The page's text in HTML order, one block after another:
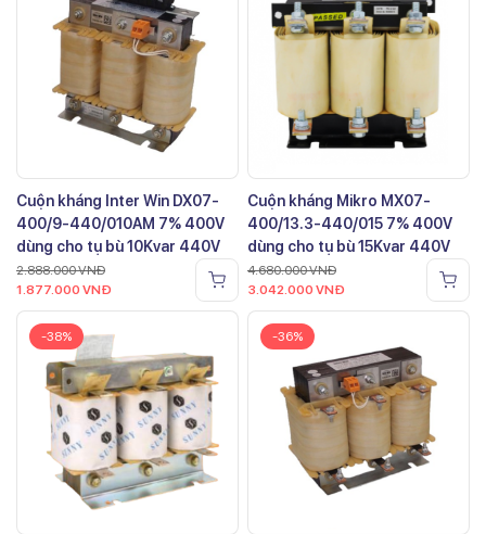
Cuộn kháng Inter Win DX07-
400/9-440/010AM 7% 400V
dùng cho tụ bù 10Kvar 440V
2.888.000VNĐ
1.877.000 VNĐ
Cuộn kháng Mikro MX07-
400/13.3-440/015 7% 400V
dùng cho tụ bù 15Kvar 440V
4.680.000VNĐ
3.042.000 VNĐ
-38% -36%